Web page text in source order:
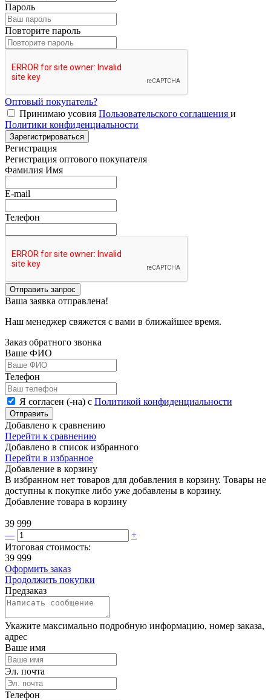
Пароль
Повторите пароль
Оптовый покупатель?
Принимаю усовия Пользовательского соглашения и
Политики конфиденциальности
Зарегистрироваться
Регистрация
Регистрация оптового покупателя
Фамилия Имя
E-mail
Телефон
Отправить запрос
Ваша заявка отправлена!
Наш менеджер свяжется с вами в ближайшее время.
Заказ обратного звонка
Ваше ФИО
Телефон
Я согласен (-на) с Политикой конфиденциальности
Отправить
Добавлено к сравнению
Перейти к сравнению
Добавлено в список избранного
Перейти в избранное
Добавление в корзину
В избранном нет товаров для добавления в корзину. Товары не
доступны к покупке либо уже добавлены в корзину.
Добавление товара в корзину
39 999
—
+
Итоговая стоимость:
39 999
Оформить заказ
Продолжить покупки
Предзаказ
Укажите максимально подробную информацию, номер заказа,
адрес
Ваше имя
Эл. почта
Телефон